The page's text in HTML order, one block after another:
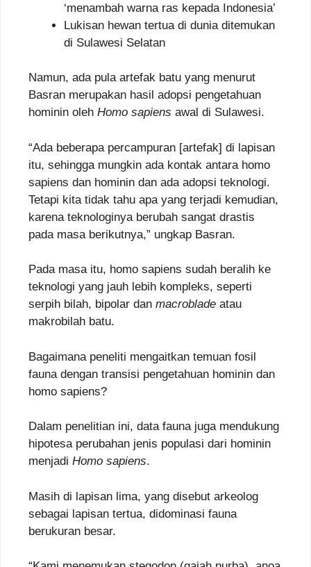
‘menambah warna ras kepada Indonesia’
Lukisan hewan tertua di dunia ditemukan
di Sulawesi Selatan
Namun, ada pula artefak batu yang menurut
Basran merupakan hasil adopsi pengetahuan
hominin oleh Homo sapiens awal di Sulawesi.
“Ada beberapa percampuran [artefak] di lapisan
itu, sehingga mungkin ada kontak antara homo
sapiens dan hominin dan ada adopsi teknologi.
Tetapi kita tidak tahu apa yang terjadi kemudian,
karena teknologinya berubah sangat drastis
pada masa berikutnya,” ungkap Basran.
Pada masa itu, homo sapiens sudah beralih ke
teknologi yang jauh lebih kompleks, seperti
serpih bilah, bipolar dan macroblade atau
makrobilah batu.
Bagaimana peneliti mengaitkan temuan fosil
fauna dengan transisi pengetahuan hominin dan
homo sapiens?
Dalam penelitian ini, data fauna juga mendukung
hipotesa perubahan jenis populasi dari hominin
menjadi Homo sapiens.
Masih di lapisan lima, yang disebut arkeolog
sebagai lapisan tertua, didominasi fauna
berukuran besar.